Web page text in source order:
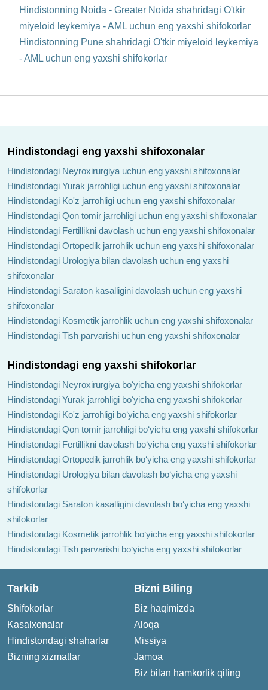
Hindistonning Noida - Greater Noida shahridagi O'tkir
miyeloid leykemiya - AML uchun eng yaxshi shifokorlar
Hindistonning Pune shahridagi O'tkir miyeloid leykemiya
- AML uchun eng yaxshi shifokorlar
Hindistondagi eng yaxshi shifoxonalar
Hindistondagi Neyroxirurgiya uchun eng yaxshi shifoxonalar
Hindistondagi Yurak jarrohligi uchun eng yaxshi shifoxonalar
Hindistondagi Ko'z jarrohligi uchun eng yaxshi shifoxonalar
Hindistondagi Qon tomir jarrohligi uchun eng yaxshi shifoxonalar
Hindistondagi Fertillikni davolash uchun eng yaxshi shifoxonalar
Hindistondagi Ortopedik jarrohlik uchun eng yaxshi shifoxonalar
Hindistondagi Urologiya bilan davolash uchun eng yaxshi
shifoxonalar
Hindistondagi Saraton kasalligini davolash uchun eng yaxshi
shifoxonalar
Hindistondagi Kosmetik jarrohlik uchun eng yaxshi shifoxonalar
Hindistondagi Tish parvarishi uchun eng yaxshi shifoxonalar
Hindistondagi eng yaxshi shifokorlar
Hindistondagi Neyroxirurgiya boʻyicha eng yaxshi shifokorlar
Hindistondagi Yurak jarrohligi boʻyicha eng yaxshi shifokorlar
Hindistondagi Ko'z jarrohligi boʻyicha eng yaxshi shifokorlar
Hindistondagi Qon tomir jarrohligi boʻyicha eng yaxshi shifokorlar
Hindistondagi Fertillikni davolash boʻyicha eng yaxshi shifokorlar
Hindistondagi Ortopedik jarrohlik boʻyicha eng yaxshi shifokorlar
Hindistondagi Urologiya bilan davolash boʻyicha eng yaxshi
shifokorlar
Hindistondagi Saraton kasalligini davolash boʻyicha eng yaxshi
shifokorlar
Hindistondagi Kosmetik jarrohlik boʻyicha eng yaxshi shifokorlar
Hindistondagi Tish parvarishi boʻyicha eng yaxshi shifokorlar
Tarkib
Shifokorlar
Kasalxonalar
Hindistondagi shaharlar
Bizning xizmatlar
Bizni Biling
Biz haqimizda
Aloqa
Missiya
Jamoa
Biz bilan hamkorlik qiling